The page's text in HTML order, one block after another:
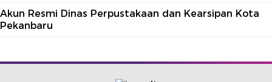
Akun Resmi Dinas Perpustakaan dan Kearsipan Kota
Pekanbaru